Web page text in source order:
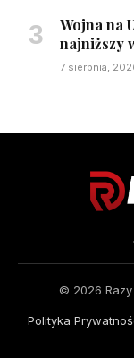
Wojna na
najniższy
7 sierpnia,
© 2026 Razy
Polityka